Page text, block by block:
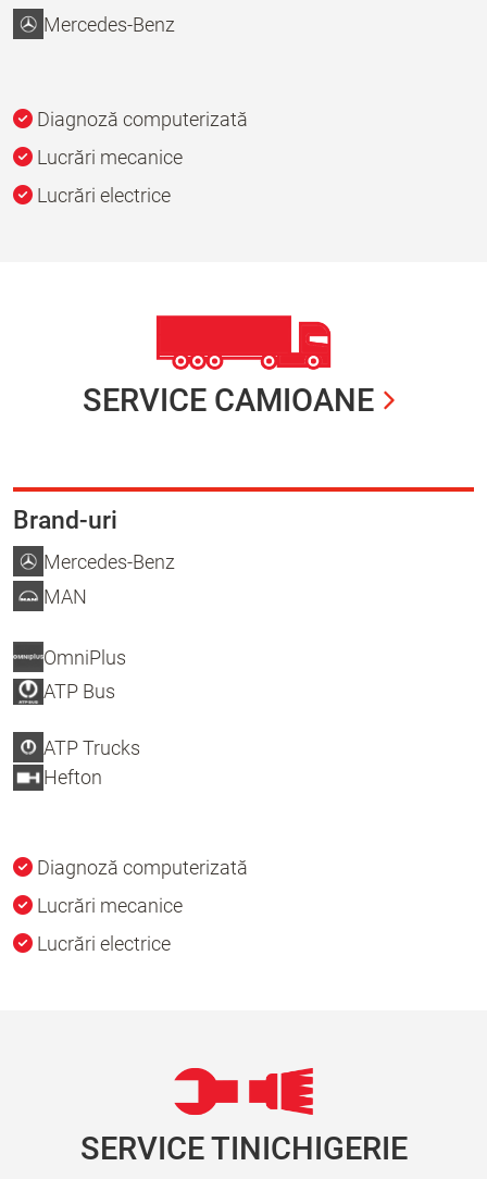
Mercedes-Benz
Diagnoză computerizată
Lucrări mecanice
Lucrări electrice
SERVICE CAMIOANE
Brand-uri
Mercedes-Benz
MAN
OmniPlus
ATP Bus
ATP Trucks
Hefton
Diagnoză computerizată
Lucrări mecanice
Lucrări electrice
SERVICE TINICHIGERIE